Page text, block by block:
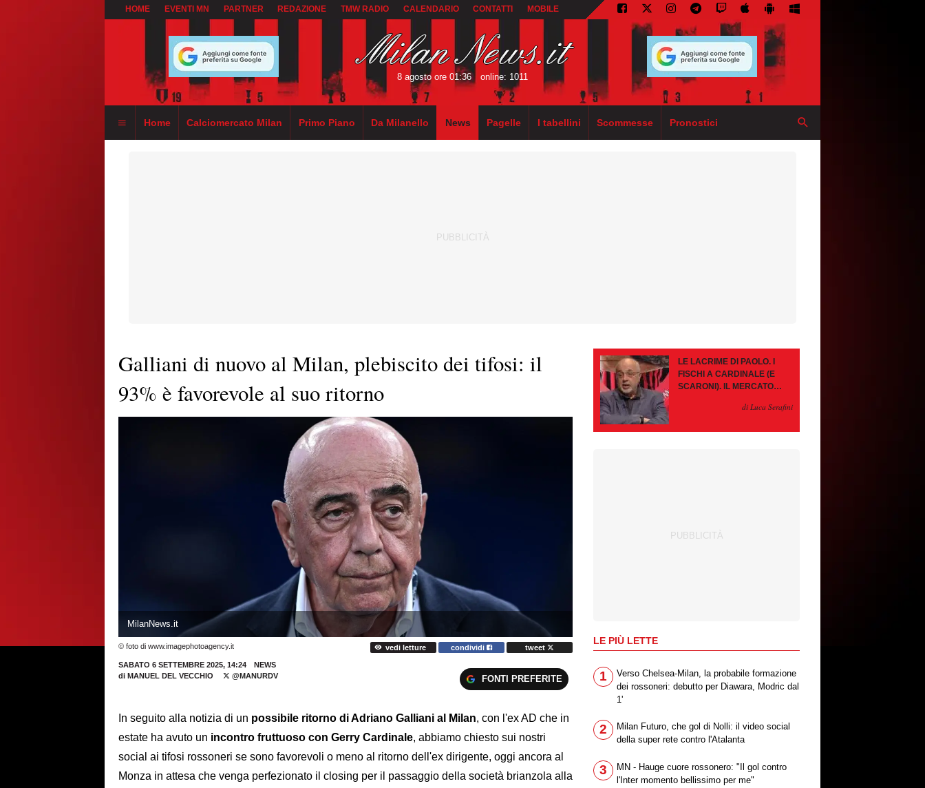
HOME EVENTI MN PARTNER REDAZIONE TMW RADIO CALENDARIO CONTATTI MOBILE
8 agosto ore 01:36 online: 1011
Home Calciomercato Milan Primo Piano Da Milanello News Pagelle I tabellini Scommesse Pronostici
Galliani di nuovo al Milan, plebiscito dei tifosi: il
93% è favorevole al suo ritorno
MilanNews.it
© foto di www.imagephotoagency.it vedi letture condividi tweet
SABATO 6 SETTEMBRE 2025, 14:24
NEWS
di MANUEL DEL VECCHIO @MANURDV FONTI PREFERITE
In seguito alla notizia di un possibile ritorno di Adriano Galliani al Milan, con l'ex AD che in
estate ha avuto un incontro fruttuoso con Gerry Cardinale, abbiamo chiesto sui nostri
social ai tifosi rossoneri se sono favorevoli o meno al ritorno dell'ex dirigente, oggi ancora al
Monza in attesa che venga perfezionato il closing per il passaggio della società brianzola alla
LE LACRIME DI PAOLO. I
FISCHI A CARDINALE (E
SCARONI). IL MERCATO
PAZIENZA, SE RESTA È
di Luca Serafini
LE PIÙ LETTE
1
Verso Chelsea-Milan, la probabile formazione
dei rossoneri: debutto per Diawara, Modric dal
1'
2
Milan Futuro, che gol di Nolli: il video social
della super rete contro l'Atalanta
3
MN - Hauge cuore rossonero: "Il gol contro
l'Inter momento bellissimo per me"